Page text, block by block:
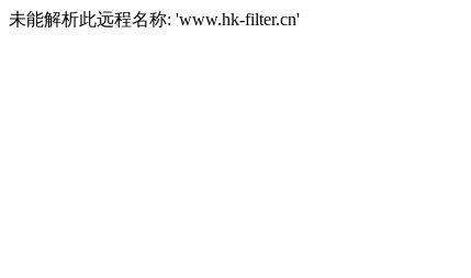
未能解析此远程名称: 'www.hk-filter.cn'